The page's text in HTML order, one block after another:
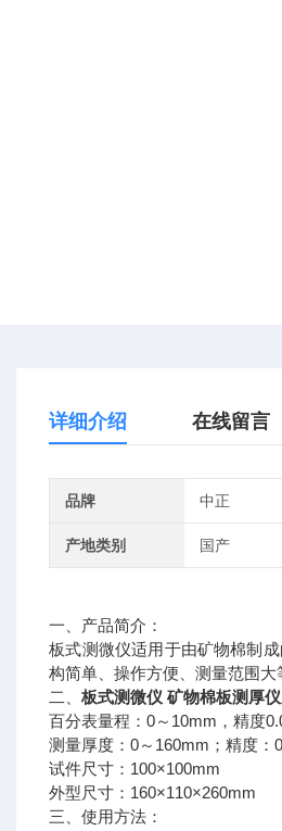
详细介绍 在线留言
品牌 中正
产地类别 国产
一、 产品简介：
板式测微仪适用于由矿物棉制
构简单、操作方便、测量范围大
二、板式测微仪 矿物棉板测厚仪
百分表量程：0～ 10mm ，精度
测量厚度：0～ 160mm ；精度：
试件尺寸： 100×100mm
外型尺寸： 160×110×260mm
三、使用方法：